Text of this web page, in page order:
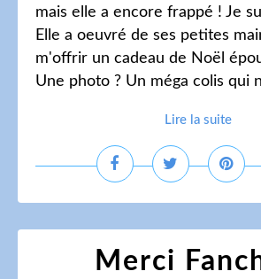
mais elle a encore frappé ! Je
Elle a oeuvré de ses petites
m'offrir un cadeau de Noël
Une photo ? Un méga colis qui
Lire la suite
Merci